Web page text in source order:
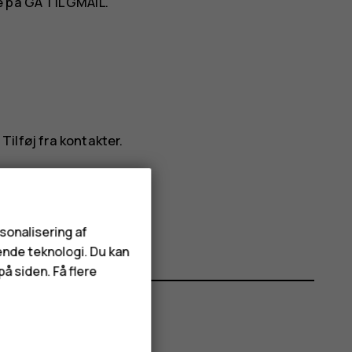
Tilføj fra kontakter.
af
teknologi. Du kan
siden. Få flere